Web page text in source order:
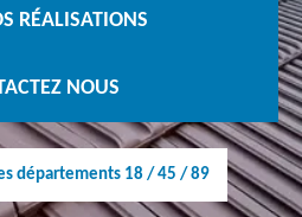
RÉALISATIONS
NOUS
départements 18 / 45 / 89